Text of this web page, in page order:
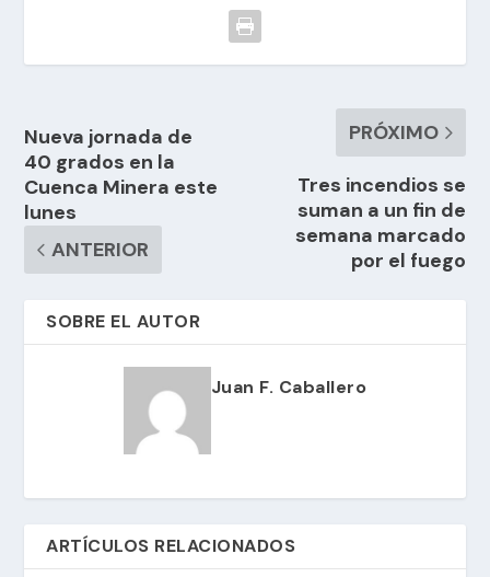
Nueva jornada de
40 grados en la
Cuenca Minera este
lunes
ANTERIOR
PRÓXIMO
Tres incendios se
suman a un fin de
semana marcado
por el fuego
SOBRE EL AUTOR
Juan F. Caballero
ARTÍCULOS RELACIONADOS